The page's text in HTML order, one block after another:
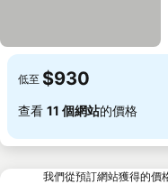
低至 $930
查看 11 個網站的價格
我們從預訂網站獲得的價